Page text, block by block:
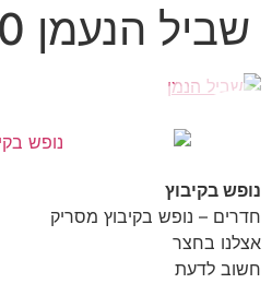
שביל הנעמן 020
נופש בקיבוץ
חדרים – נופש בקיבוץ מסריק
אצלנו בחצר
חשוב לדעת